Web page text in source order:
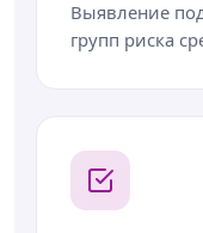
Выявление
групп риска